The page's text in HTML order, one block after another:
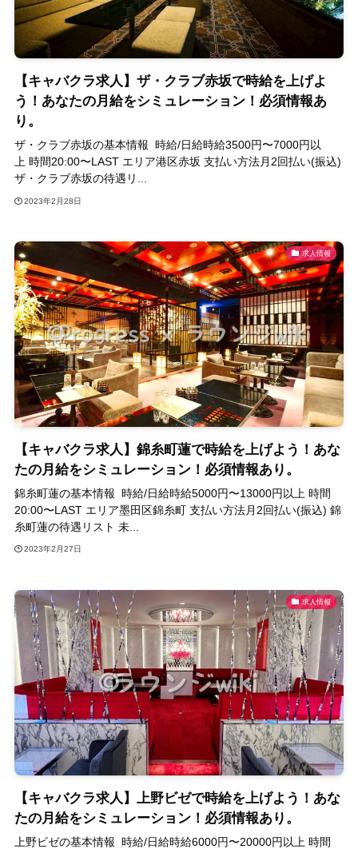
【キャバクラ求人】ザ・クラブ赤坂で時給を上げよ
う！あなたの月給をシミュレーション！必須情報あ
り。
ザ・クラブ赤坂の基本情報 時給/日給時給3500円〜7000円以
上 時間20:00〜LAST エリア港区赤坂 支払い方法月2回払い(振込)
ザ・クラブ赤坂の待遇リ...
2023年2月28日
求人情報
【キャバクラ求人】錦糸町蓮で時給を上げよう！あな
たの月給をシミュレーション！必須情報あり。
錦糸町蓮の基本情報 時給/日給時給5000円〜13000円以上 時間
20:00〜LAST エリア墨田区錦糸町 支払い方法月2回払い(振込) 錦
糸町蓮の待遇リスト 未...
2023年2月27日
求人情報
【キャバクラ求人】上野ビゼで時給を上げよう！あな
たの月給をシミュレーション！必須情報あり。
上野ビゼの基本情報 時給/日給時給6000円〜20000円以上 時間